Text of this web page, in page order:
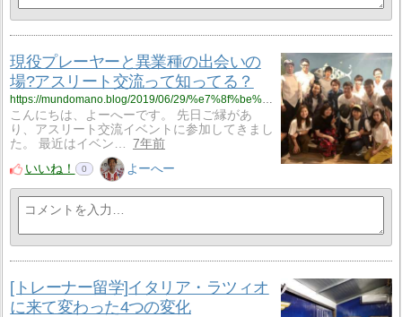
現役プレーヤーと異業種の出会いの
場?アスリート交流って知ってる？
こんにちは、よーへーです。 先日ご縁があ
り、アスリート交流イベントに参加してきまし
た。 最近はイベン…
7年前
いいね！
0 よーへー
[トレーナー留学]イタリア・ラツィオ
に来て変わった4つの変化